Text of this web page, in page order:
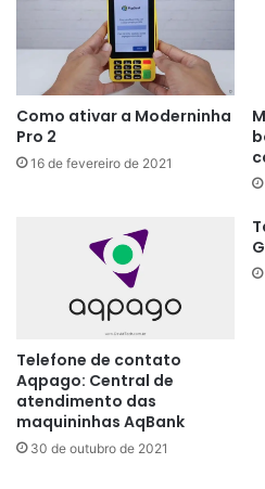
Como ativar a Moderninha
Pro 2
16 de fevereiro de 2021
Telefone de contato
Aqpago: Central de
atendimento das
maquininhas AqBank
30 de outubro de 2021